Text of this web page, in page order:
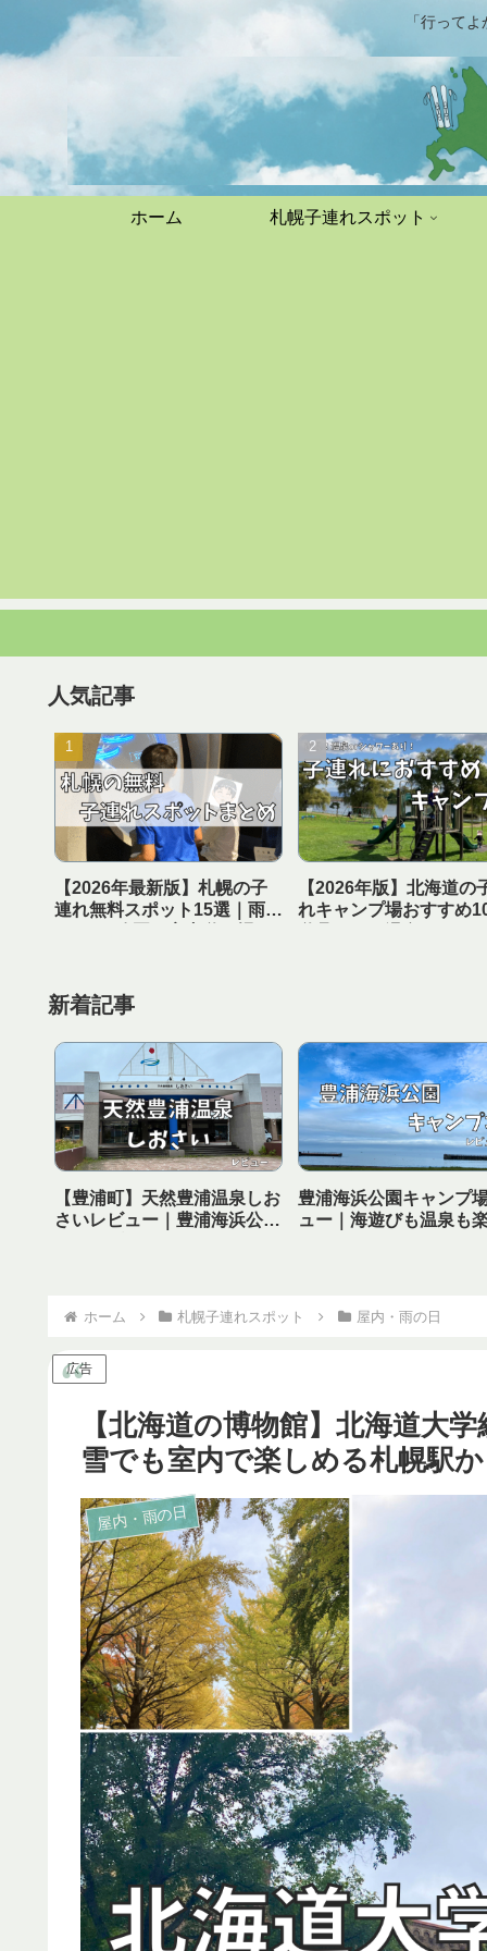
「行って
ホーム 札幌子連れスポット
人気記事
【2026年最新版】札幌の子
連れ無料スポット15選｜雨の
【2026年版】北海道の
れキャンプ場おすすめ
新着記事
【豊浦町】天然豊浦温泉しお
さいレビュー｜豊浦海浜公園
豊浦海浜公園キャンプ
ュー｜海遊びも温泉も
ホーム 札幌子連れスポット 屋内・雨の日
広告
【北海道の博物館】北海道大
雪でも室内で楽しめる札幌駅
屋内・雨の日